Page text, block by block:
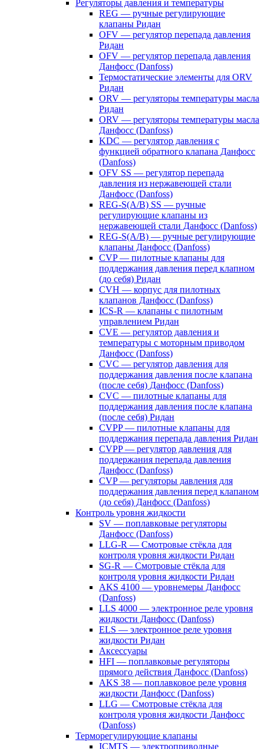
Регуляторы давления и температуры
REG — ручные регулирующие
клапаны Ридан
OFV — регулятор перепада давления
Ридан
OFV — регулятор перепада давления
Данфосс (Danfoss)
Термостатические элементы для ORV
Ридан
ORV — регуляторы температуры масла
Ридан
ORV — регуляторы температуры масла
Данфосс (Danfoss)
KDC — регулятор давления с
функцией обратного клапана Данфосс
(Danfoss)
OFV SS — регулятор перепада
давления из нержавеющей стали
Данфосс (Danfoss)
REG-S(A/B) SS — ручные
регулирующие клапаны из
нержавеющей стали Данфосс (Danfoss)
REG-S(A/B) — ручные регулирующие
клапаны Данфосс (Danfoss)
CVP — пилотные клапаны для
поддержания давления перед клапном
(до себя) Ридан
CVH — корпус для пилотных
клапанов Данфосс (Danfoss)
ICS-R — клапаны с пилотным
управлением Ридан
CVE — регулятор давления и
температуры с моторным приводом
Данфосс (Danfoss)
CVС — регулятор давления для
поддержания давления после клапана
(после себя) Данфосс (Danfoss)
CVС — пилотные клапаны для
поддержания давления после клапана
(после себя) Ридан
CVPP — пилотные клапаны для
поддержания перепада давления Ридан
CVPP — регулятор давления для
поддержания перепада давления
Данфосс (Danfoss)
CVP — регуляторы давления для
поддержания давления перед клапаном
(до себя) Данфосс (Danfoss)
Контроль уровня жидкости
SV — поплавковые регуляторы
Данфосс (Danfoss)
LLG-R — Смотровые стёкла для
контроля уровня жидкости Ридан
SG-R — Смотровые стёкла для
контроля уровня жидкости Ридан
AKS 4100 — уровнемеры Данфосс
(Danfoss)
LLS 4000 — электронное реле уровня
жидкости Данфосс (Danfoss)
ELS — электронное реле уровня
жидкости Ридан
Аксессуары
HFI — поплавковые регуляторы
прямого действия Данфосс (Danfoss)
AKS 38 — поплавковое реле уровня
жидкости Данфосс (Danfoss)
LLG — Смотровые стёкла для
контроля уровня жидкости Данфосс
(Danfoss)
Терморегулирующие клапаны
ICMTS — электроприводные